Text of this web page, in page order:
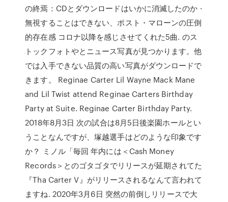
の終焉：CDとダウンロードはいかに消滅したのか ·
無視することはできない、ポスト・マローンの圧倒
的存在感 コロナ以降を感じさせてくれた5曲. のス
トックフォトやとニュース写真が見つかります。他
では入手できない品質の高い写真がダウンロードで
きます。 Reginae Carter Lil Wayne Mack Mane
and Lil Twist attend Reginae Carters Birthday
Party at Suite. Reginae Carter Birthday Party.
2018年8月3日 次の試合は8月5日後楽園ホールとい
うことなんですが、塚越選手はどのような印象です
か？ ミノル「毎回 年内には＜Cash Money
Records＞とのゴタゴタでリリースが延期されてた
『Tha Carter V』がリリースされるなんて言われて
ますね. 2020年3月6日 突然の前倒しリリースで大